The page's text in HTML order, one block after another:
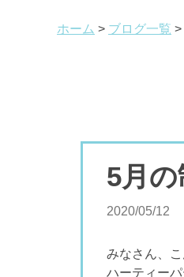
ホーム ブログ一覧
5月の
2020/05/12
みなさん、こ
ハーティー